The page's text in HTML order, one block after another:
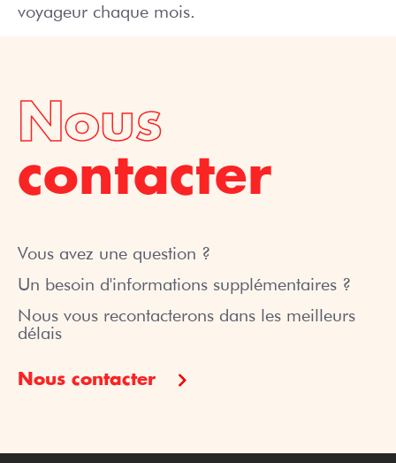
voyageur chaque mois.
Nous
contacter
Vous avez une question ?
Un besoin d'informations supplémentaires ?
Nous vous recontacterons dans les meilleurs
délais
Nous contacter